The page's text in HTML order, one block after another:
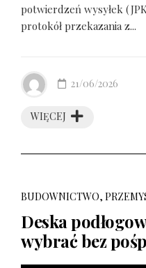
potwierdzeń wysyłek
protokół przekazania z...
WIĘCEJ
21/06/2026
BUDOWNICTWO,
Deska
wybrać bez